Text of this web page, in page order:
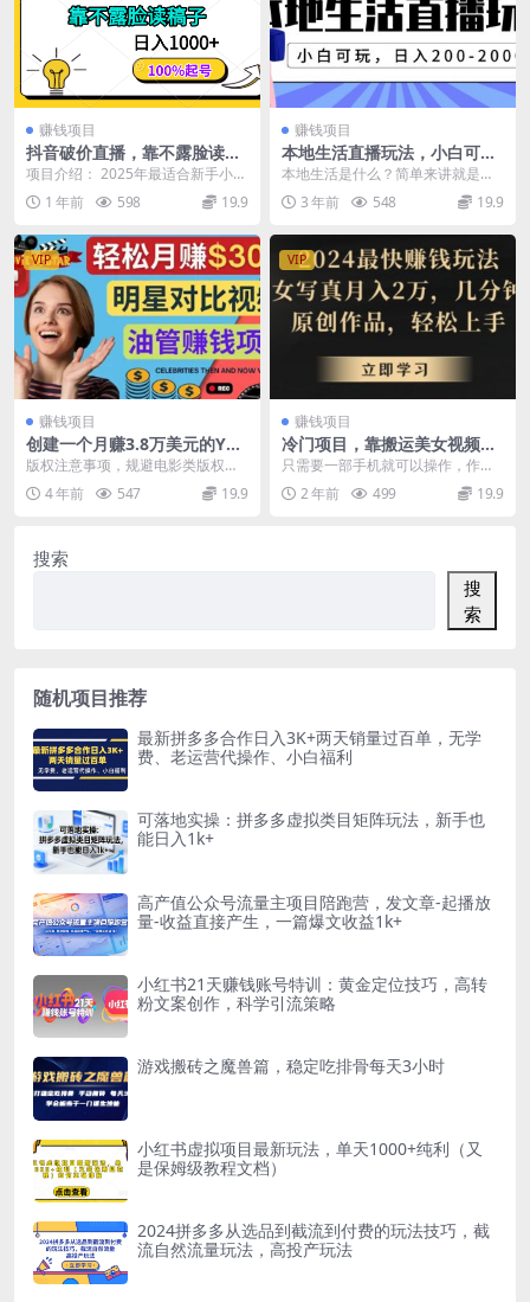
赚钱项目
抖音破价直播，靠不露脸读稿
子， 日入多张，100%起号
项目介绍： 2025年最适合新手小白
的直播方式，我们纯靠自然流不用
投流。当天就可...
1 年前 598 19.9
赚钱项目
本地生活直播玩法，小白可
玩，日入200-2000+
本地生活是什么？简单来讲就是吃
喝玩乐，餐饮、娱乐、美容、酒
店、旅游、外卖等等一切...
3 年前 548 19.9
VIP
赚钱项目
创建一个月赚3.8万美元的You
tube频道 – 制作影视明星对比
视频赚钱
版权注意事项，规避电影类版权问
题，操作简单，适合新手操作，Cel
ebrities...
4 年前 547 19.9
VIP
赚钱项目
冷门项目，靠搬运美女视频实
现日入300+，100%纯原创，
快速上手
只需要一部手机就可以操作，作品
制作也是非常简单。整个项目我也
是实操过，然 后呢，...
2 年前 499 19.9
搜索
搜
索
随机项目推荐
最新拼多多合作日入3K+两天销量过百单，无学
费、老运营代操作、小白福利
可落地实操：拼多多虚拟类目矩阵玩法，新手也
能日入1k+
高产值公众号流量主项目陪跑营，发文章-起播放
量-收益直接产生，一篇爆文收益1k+
小红书21天赚钱账号特训：黄金定位技巧，高转
粉文案创作，科学引流策略
游戏搬砖之魔兽篇，稳定吃排骨每天3小时
小红书虚拟项目最新玩法，单天1000+纯利（又
是保姆级教程文档）
2024拼多多从选品到截流到付费的玩法技巧，截
流自然流量玩法，高投产玩法